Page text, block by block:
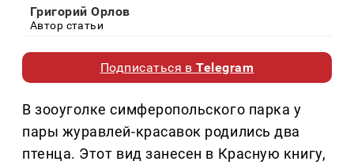
Григорий Орлов
Автор статьи
Подписаться вTelegram
В зооуголке симферопольского парка у
пары журавлей-красавок родились два
птенца. Этот вид занесен в Красную книгу,